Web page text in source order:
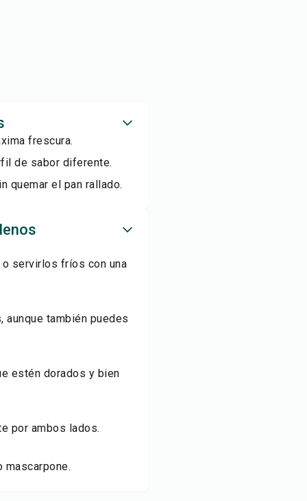
frescura.
de sabor diferente.
quemar el pan rallado.
servirlos fríos con una
también puedes
estén dorados y bien
por ambos lados.